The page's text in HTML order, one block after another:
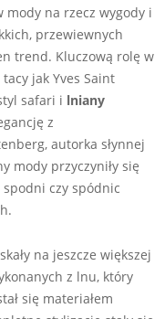
na rzecz wygody i
przewiewnych
trend. Kluczową rolę w
jak Yves Saint
safari i lniany
z
autorka słynnej
mody przyczyniły się
spodni czy spódnic
na jeszcze większej
z lnu, który
się materiałem